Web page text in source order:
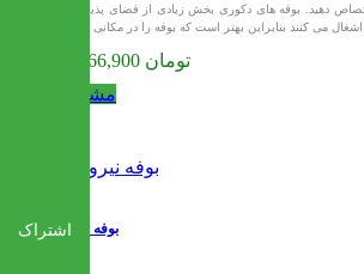
دهید. بوفه های دکوری بخش زیادی از فضای پذیرایی
38,466,900 تومان
مشاهده
بوفه نیروانااشتراک